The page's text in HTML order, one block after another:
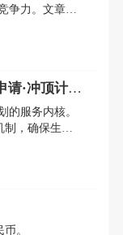
争力。文章详
请·冲顶计划
案
的服务内核。
，确保生源
。